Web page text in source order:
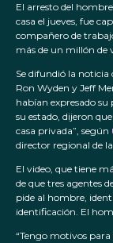
El arresto del
casa el jueves, fue
compañero de
más de un millón de
Se difundió la noticia
Ron Wyden y Jeff
habían expresado su
su estado, dijeron
casa privada”, según
director regional de
El video, que tiene
de que tres agentes
pide al hombre,
identificación. El
“Tengo motivos para